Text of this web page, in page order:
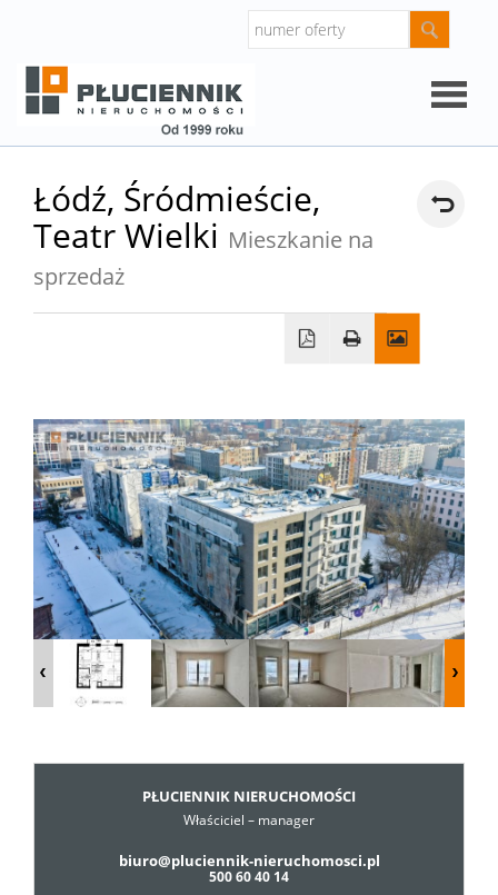
Domy
Dzialki
Lokale
Hale
Łódź, Śródmieście,
Teatr Wielki Mieszkanie na
sprzedaż
PŁUCIENNIK NIERUCHOMOŚCI
Właściciel – manager
biuro@pluciennik-nieruchomosci.pl
500 60 40 14